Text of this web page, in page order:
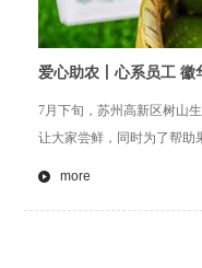
爱心助农丨心系员工 徽
7月下旬，苏州高新区树山
让大家尝鲜，同时为了帮助
more